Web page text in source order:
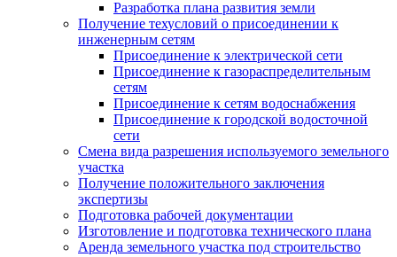
Разработка плана развития земли
Получение техусловий о присоединении к
инженерным сетям
Присоединение к электрической сети
Присоединение к газораспределительным
сетям
Присоединение к сетям водоснабжения
Присоединение к городской водосточной
сети
Смена вида разрешения используемого земельного
участка
Получение положительного заключения
экспертизы
Подготовка рабочей документации
Изготовление и подготовка технического плана
Аренда земельного участка под строительство